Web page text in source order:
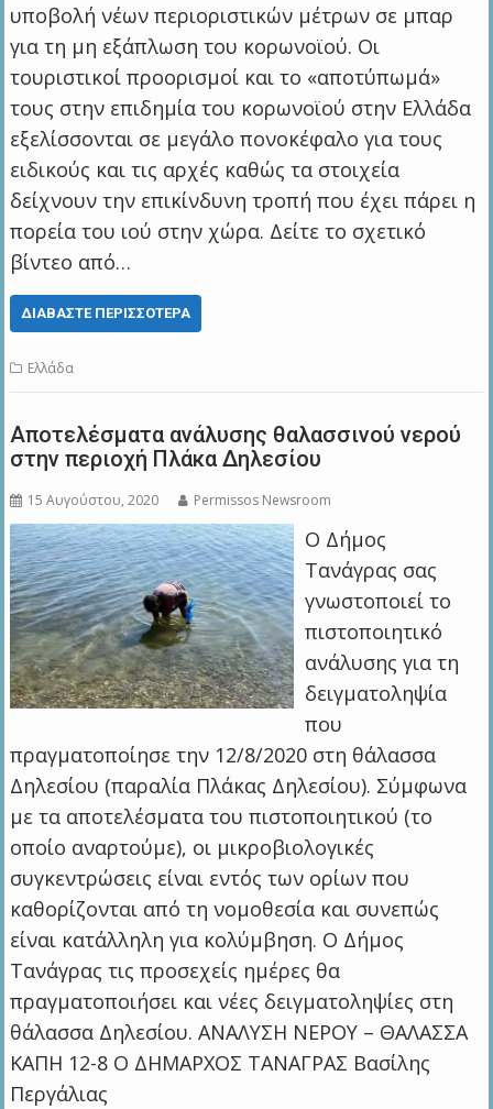
υποβολή νέων περιοριστικών μέτρων σε μπαρ
για τη μη εξάπλωση του κορωνοϊού. Οι
τουριστικοί προορισμοί και το «αποτύπωμά»
τους στην επιδημία του κορωνοϊού στην Ελλάδα
εξελίσσονται σε μεγάλο πονοκέφαλο για τους
ειδικούς και τις αρχές καθώς τα στοιχεία
δείχνουν την επικίνδυνη τροπή που έχει πάρει η
πορεία του ιού στην χώρα. Δείτε το σχετικό
βίντεο από…
ΔΙΑΒΆΣΤΕ ΠΕΡΙΣΣΌΤΕΡΑ
Ελλάδα
Aποτελέσματα ανάλυσης θαλασσινού νερού
στην περιοχή Πλάκα Δηλεσίου
15 Αυγούστου, 2020 Permissos Newsroom
Ο Δήμος
Τανάγρας σας
γνωστοποιεί το
πιστοποιητικό
ανάλυσης για τη
δειγματοληψία
που
πραγματοποίησε την 12/8/2020 στη θάλασσα
Δηλεσίου (παραλία Πλάκας Δηλεσίου). Σύμφωνα
με τα αποτελέσματα του πιστοποιητικού (το
οποίο αναρτούμε), οι μικροβιολογικές
συγκεντρώσεις είναι εντός των ορίων που
καθορίζονται από τη νομοθεσία και συνεπώς
είναι κατάλληλη για κολύμβηση. Ο Δήμος
Τανάγρας τις προσεχείς ημέρες θα
πραγματοποιήσει και νέες δειγματοληψίες στη
θάλασσα Δηλεσίου. ΑΝΑΛΥΣΗ ΝΕΡΟΥ – ΘΑΛΑΣΣΑ
ΚΑΠΗ 12-8 Ο ΔΗΜΑΡΧΟΣ ΤΑΝΑΓΡΑΣ Βασίλης
Περγάλιας